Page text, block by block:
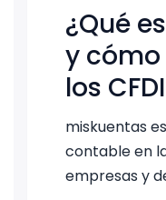
¿Qué
y
los
miskuentas
contable en
empresas y